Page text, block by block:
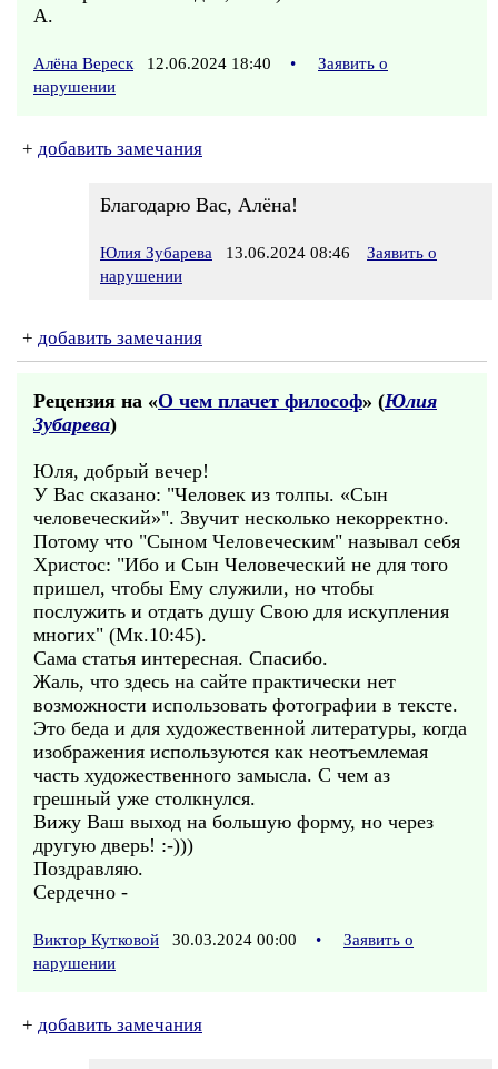
А.
Алёна Вереск 12.06.2024 18:40 •
Заявить о
нарушении
+ добавить замечания
Благодарю Вас, Алёна!
Юлия Зубарева 13.06.2024 08:46
Заявить о
нарушении
+ добавить замечания
Рецензия на «О чем плачет философ» (Юлия
Зубарева)
Юля, добрый вечер!
У Вас сказано: "Человек из толпы. «Сын
человеческий»". Звучит несколько некорректно.
Потому что "Сыном Человеческим" называл себя
Христос: "Ибо и Сын Человеческий не для того
пришел, чтобы Ему служили, но чтобы
послужить и отдать душу Свою для искупления
многих" (Мк.10:45).
Сама статья интересная. Спасибо.
Жаль, что здесь на сайте практически нет
возможности использовать фотографии в тексте.
Это беда и для художественной литературы, когда
изображения используются как неотъемлемая
часть художественного замысла. С чем аз
грешный уже столкнулся.
Вижу Ваш выход на большую форму, но через
другую дверь! :-)))
Поздравляю.
Сердечно -
Виктор Кутковой 30.03.2024 00:00 •
Заявить о
нарушении
+ добавить замечания